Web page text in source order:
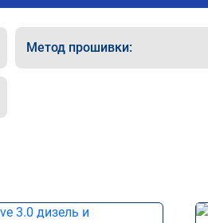
Метод прошивки: